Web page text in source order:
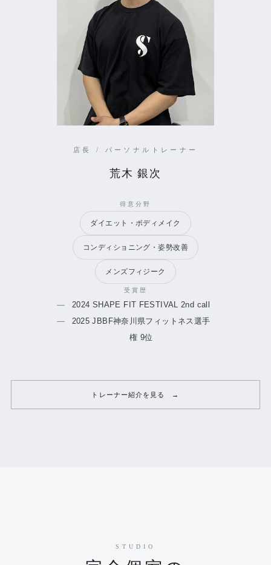
店長 / パーソナルトレーナー
荒木 銀次
得意分野
ダイエット・ボディメイク
コンディショニング・姿勢改善
メンズフィジーク
受賞歴
2024 SHAPE FIT FESTIVAL 2nd call
2025 JBBF神奈川県フィットネス選手
権 9位
トレーナー紹介を見る
STUDIO